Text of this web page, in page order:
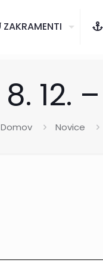
ZAKRAMENTI
8. 12.
Domov Novice